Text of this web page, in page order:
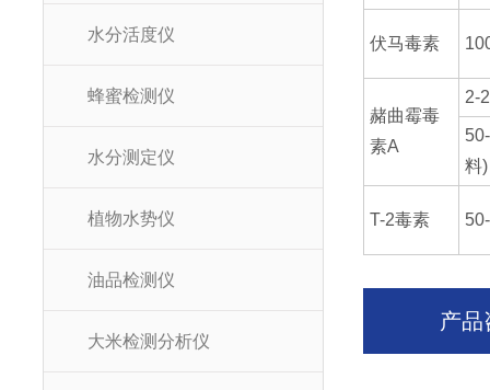
水分活度仪
蜂蜜检测仪
水分测定仪
植物水势仪
油品检测仪
大米检测分析仪
伏马毒素
赭曲霉毒
素A
2-
料)
T-2毒素
产品